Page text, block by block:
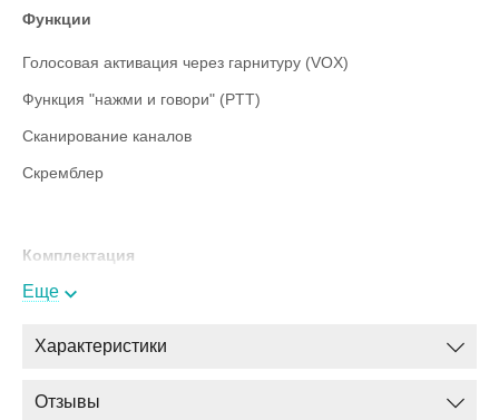
Функции
Голосовая активация через гарнитуру (VOX)
Функция "нажми и говори" (PTT)
Сканирование каналов
Скремблер
Комплектация
Радиостанция
Зарядное устройство
Клипса
Еще
Характеристики
Отзывы